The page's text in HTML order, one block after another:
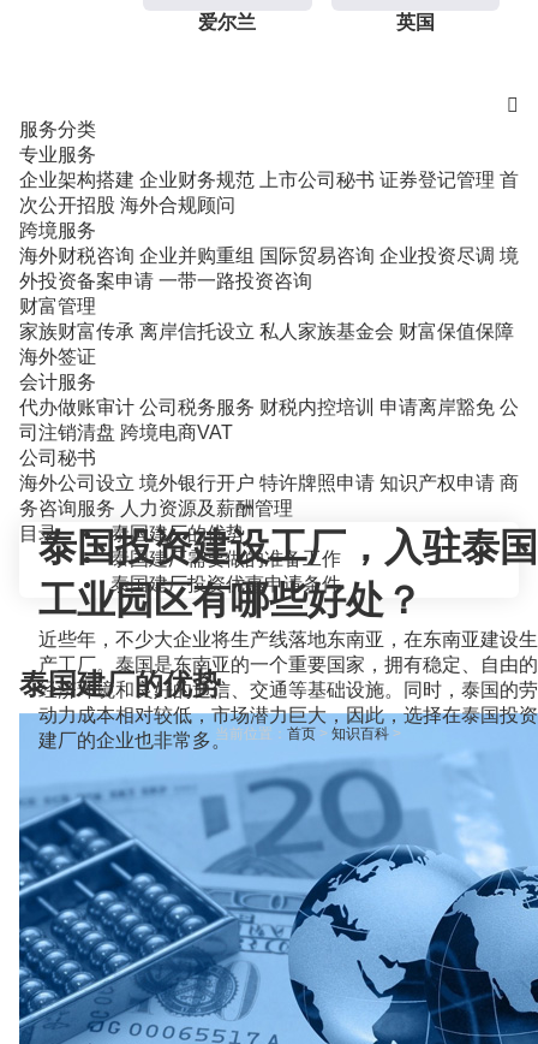
爱尔兰 英国

服务分类
专业服务
企业架构搭建 企业财务规范 上市公司秘书 证券登记管理 首
次公开招股 海外合规顾问
跨境服务
海外财税咨询 企业并购重组 国际贸易咨询 企业投资尽调 境
外投资备案申请 一带一路投资咨询
财富管理
家族财富传承 离岸信托设立 私人家族基金会 财富保值保障
海外签证
会计服务
代办做账审计 公司税务服务 财税内控培训 申请离岸豁免 公
司注销清盘 跨境电商VAT
公司秘书
海外公司设立 境外银行开户 特许牌照申请 知识产权申请 商
务咨询服务 人力资源及薪酬管理
当前位置： 首页> 知识百科>
泰国投资建设工厂，入驻泰国
工业园区有哪些好处？
近些年，不少大企业将生产线落地东南亚，在东南亚建设生
产工厂。泰国是东南亚的一个重要国家，拥有稳定、自由的
经济环境和良好的通信、交通等基础设施。同时，泰国的劳
动力成本相对较低，市场潜力巨大，因此，选择在泰国投资
建厂的企业也非常多。
目录
泰国建厂的优势
泰国建厂需要做的准备工作
泰国建厂投资优惠申请条件
泰国建厂的优势